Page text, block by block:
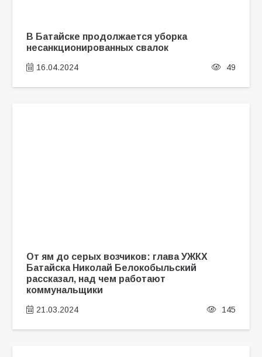
В Батайске продолжается уборка
несанкционированных свалок
16.04.2024 49
От ям до серых возчиков: глава УЖКХ
Батайска Николай Белокобыльский
рассказал, над чем работают
коммунальщики
21.03.2024 145